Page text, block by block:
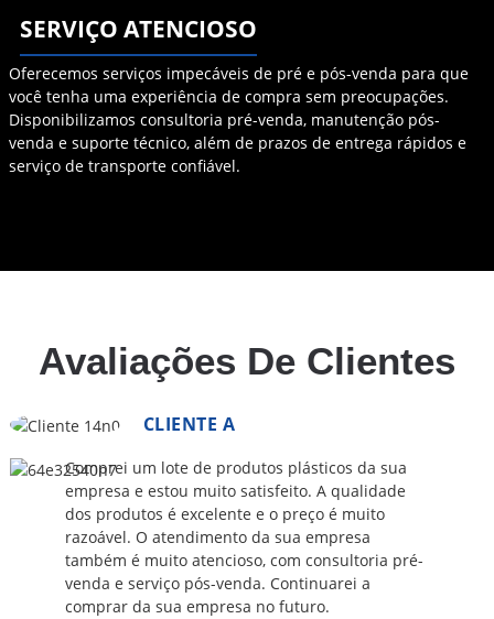
SERVIÇO ATENCIOSO
Oferecemos serviços impecáveis ​​de pré e pós-venda para que
você tenha uma experiência de compra sem preocupações.
Disponibilizamos consultoria pré-venda, manutenção pós-
venda e suporte técnico, além de prazos de entrega rápidos e
serviço de transporte confiável.
Avaliações De Clientes
CLIENTE A
Comprei um lote de produtos plásticos da sua
empresa e estou muito satisfeito. A qualidade
dos produtos é excelente e o preço é muito
razoável. O atendimento da sua empresa
também é muito atencioso, com consultoria pré-
venda e serviço pós-venda. Continuarei a
comprar da sua empresa no futuro.